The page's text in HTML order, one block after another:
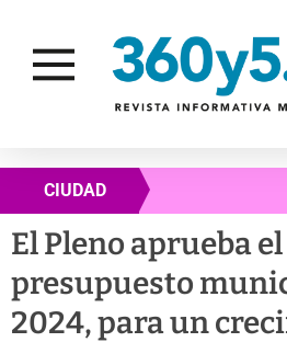
CIUDAD
El Pleno aprueba el
presupuesto
2024, para un